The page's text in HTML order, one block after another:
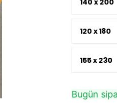
120 x 180
155 x 230
Bugün